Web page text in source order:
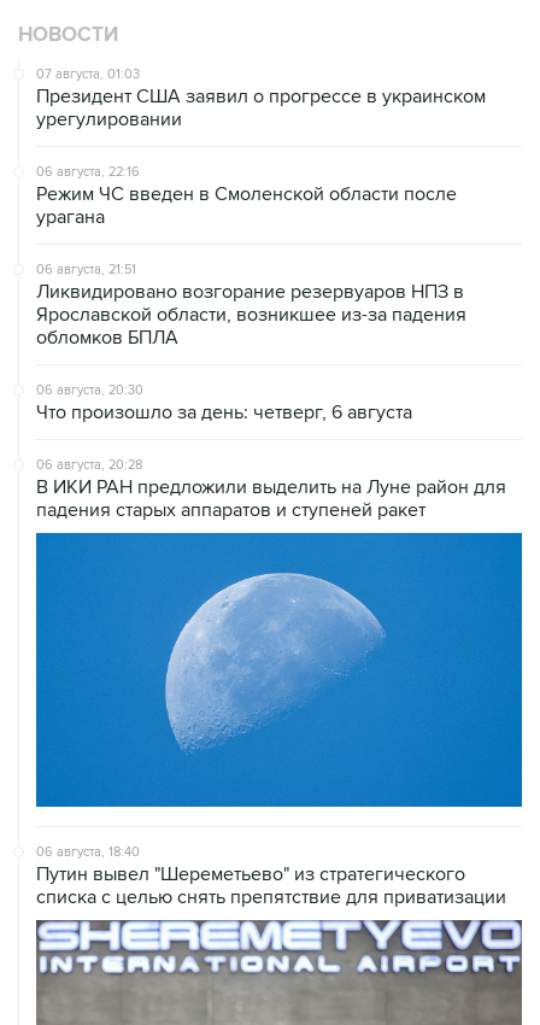
НОВОСТИ
07 августа, 01:03
Президент США заявил о прогрессе в украинском
урегулировании
06 августа, 22:16
Режим ЧС введен в Смоленской области после
урагана
06 августа, 21:51
Ликвидировано возгорание резервуаров НПЗ в
Ярославской области, возникшее из-за падения
обломков БПЛА
06 августа, 20:30
Что произошло за день: четверг, 6 августа
06 августа, 20:28
В ИКИ РАН предложили выделить на Луне район для
падения старых аппаратов и ступеней ракет
06 августа, 18:40
Путин вывел "Шереметьево" из стратегического
списка с целью снять препятствие для приватизации